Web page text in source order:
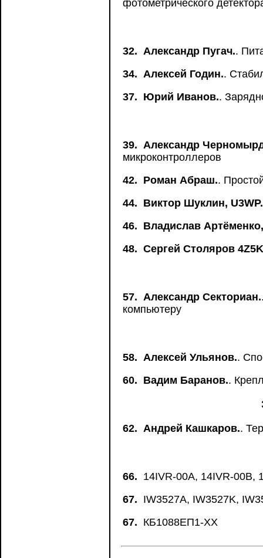
фотометрического
32. Александр Пугач..
34. Алексей Годин..
37. Юрий Иванов..
39. Александр
микроконтроллеров
42. Роман Абраш..
44. Виктор Шуклин, U3WP.
46. Владислав
48. Сергей Столяров
57. Александр Секториан.
компьютеру
58. Алексей Ульянов..
60. Вадим Баранов..
62. Андрей Кашкаров..
66. 14IVR-00A, 14IVR-00B,
67. IW3527A, IW3527K,
67. КБ1088ЕП1-ХХ